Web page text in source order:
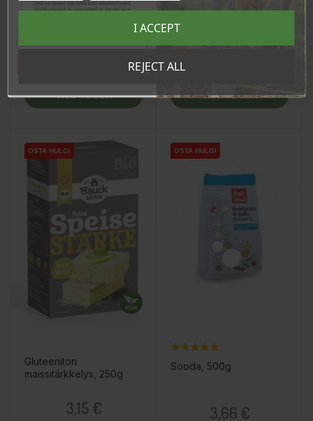
Log in to buy for :4.65 €
Add To Cart
Price
3.09 €
Add To Cart
OSTA HULGI
OSTA HULGI
Gluteeniton
maissitärkkelys, 250g
3,15 €
OSTA HULGI
OSTA HULGI
Sooda, 500g
3,66 €
REJECT ALL
I ACCEPT
Sind ootavad spetsiaalsed allahindlused,
eksklusiivsed kampaaniad ja kingitused!